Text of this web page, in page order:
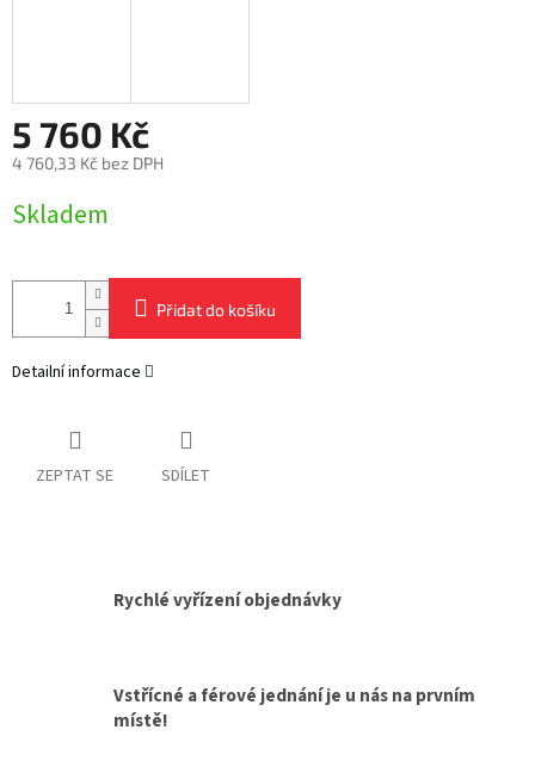
5 760 Kč
4 760,33 Kč bez DPH
cena:
Skladem
Přidat do košíku
Detailní informace
ZEPTAT SE SDÍLET
Rychlé vyřízení objednávky
Vstřícné a férové jednání je u nás na prvním
místě!